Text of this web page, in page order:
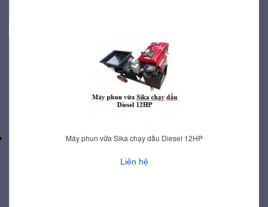
Máy phun vữa Sika chạy dầu Diesel 12HP
Liên hệ